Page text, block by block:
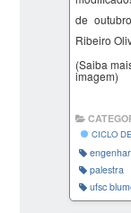
de
Ribeiro
(Saiba
imagem)
CICLO
palestra
ufsc